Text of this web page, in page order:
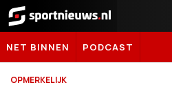
Sportnieuws.nl
NET BINNEN PODCAST
OPMERKELIJK